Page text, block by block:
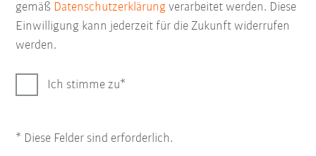
gemäß Datenschutzerklärung verarbeitet werden. Diese
Einwilligung kann jederzeit für die Zukunft widerrufen
werden.
Ich stimme zu
* Diese Felder sind erforderlich.